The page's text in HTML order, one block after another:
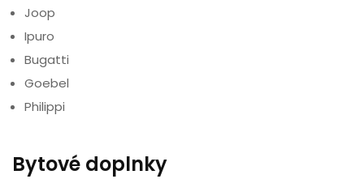
Joop
Ipuro
Bugatti
Goebel
Philippi
Bytové doplnky